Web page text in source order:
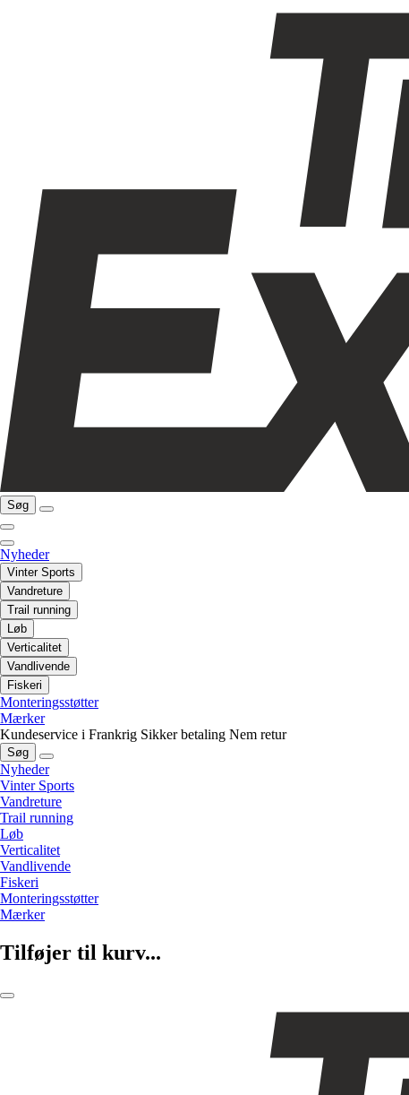
Søg
Nyheder
Vinter Sports
Vandreture
Trail running
Løb
Verticalitet
Vandlivende
Fiskeri
Monteringsstøtter
Mærker
Kundeservice i Frankrig Sikker betaling Nem retur
Søg
Nyheder
Vinter Sports
Vandreture
Trail running
Løb
Verticalitet
Vandlivende
Fiskeri
Monteringsstøtter
Mærker
Tilføjer til kurv...